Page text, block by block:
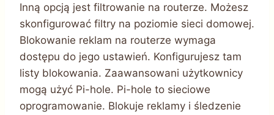
Inną opcją jest filtrowanie na routerze. Możesz
skonfigurować filtry na poziomie sieci domowej.
Blokowanie reklam na routerze wymaga
dostępu do jego ustawień. Konfigurujesz tam
listy blokowania. Zaawansowani użytkownicy
mogą użyć Pi-hole. Pi-hole to sieciowe
oprogramowanie. Blokuje reklamy i śledzenie